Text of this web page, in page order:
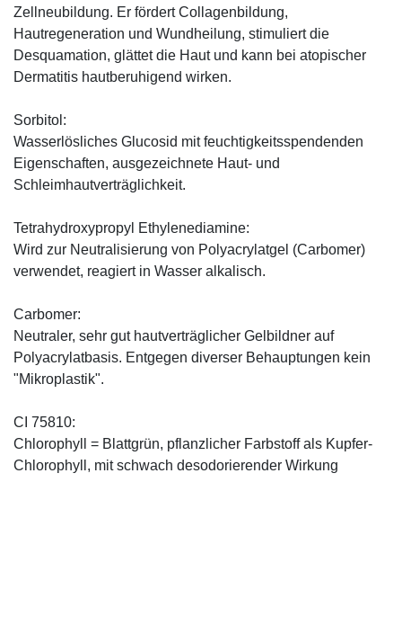
Zellneubildung. Er fördert Collagenbildung,
Hautregeneration und Wundheilung, stimuliert die
Desquamation, glättet die Haut und kann bei atopischer
Dermatitis hautberuhigend wirken.
Sorbitol:
Wasserlösliches Glucosid mit feuchtigkeitsspendenden
Eigenschaften, ausgezeichnete Haut- und
Schleimhautverträglichkeit.
Tetrahydroxypropyl Ethylenediamine:
Wird zur Neutralisierung von Polyacrylatgel (Carbomer)
verwendet, reagiert in Wasser alkalisch.
Carbomer:
Neutraler, sehr gut hautverträglicher Gelbildner auf
Polyacrylatbasis. Entgegen diverser Behauptungen kein
"Mikroplastik".
CI 75810:
Chlorophyll = Blattgrün, pflanzlicher Farbstoff als Kupfer-
Chlorophyll, mit schwach desodorierender Wirkung